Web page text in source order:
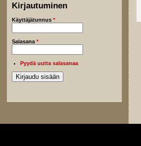
Kirjautuminen
Käyttäjätunnus *
Salasana *
Pyydä uutta salasanaa